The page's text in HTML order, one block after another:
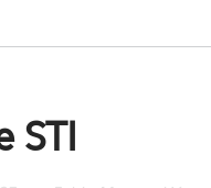
STI